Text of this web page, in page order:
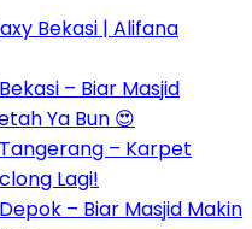
Bekasi | Alifana
– Biar Masjid
Ya Bun 😍
– Karpet
Lagi!
– Biar Masjid Makin